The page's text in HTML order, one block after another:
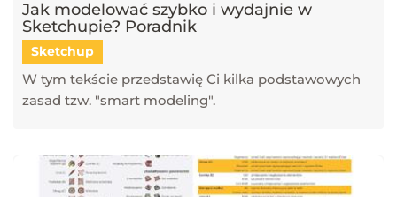
Jak modelować szybko i wydajnie w
Sketchupie? Poradnik
Sketchup
W tym tekście przedstawię Ci kilka podstawowych
zasad tzw. "smart modeling".